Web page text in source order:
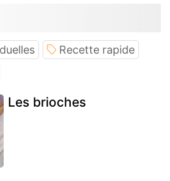
Recette rapide
Les brioches